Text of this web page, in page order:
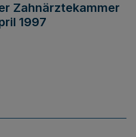
Zahnärztekammer
1997